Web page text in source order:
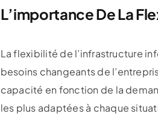
L’importance De La
La flexibilité de l’infrastructure
besoins changeants de
capacité en fonction de la
les plus adaptées à chaque